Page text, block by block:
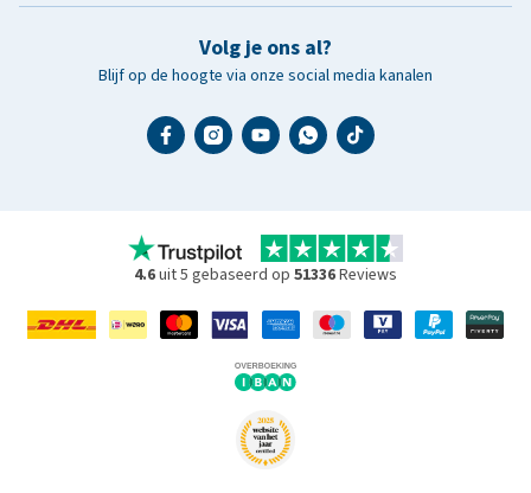
Volg je ons al?
Blijf op de hoogte via onze social media kanalen
4.6uit 5 gebaseerd op 51336Reviews